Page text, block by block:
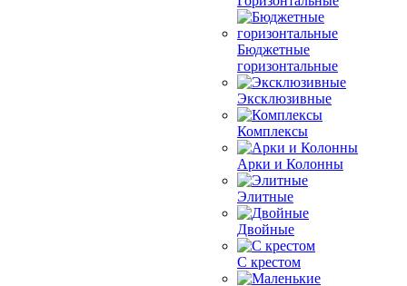
Бюджетные
горизонтальные
Эксклюзивные
Комплексы
Арки и Колонны
Элитные
Двойные
С крестом